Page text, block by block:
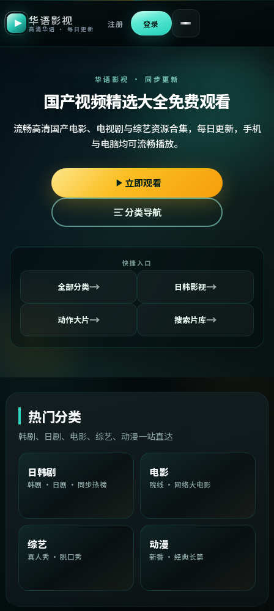
华语影视
高清华语 · 每日更新
注册 登录
华语影视 · 同步更新
国产视频精选大全免费观看
流畅高清国产电影、电视剧与综艺资源合集，每日更新，手机
与电脑均可流畅播放。
立即观看
分类导航
快捷入口
全部分类→ 日韩影视→
动作大片→ 搜索片库→
热门分类
韩剧、日剧、电影、综艺、动漫一站直达
日韩剧
韩剧 · 日剧 · 同步热榜
电影
院线 · 网络大电影
综艺
真人秀 · 脱口秀
动漫
新番 · 经典长篇